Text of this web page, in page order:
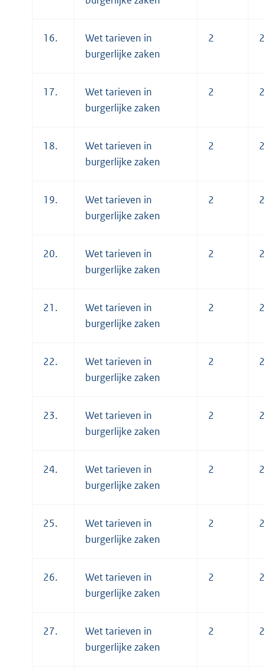
16.
Wet tarieven in
burgerlijke zaken
2 2
17.
Wet tarieven in
burgerlijke zaken
2 2
18.
Wet tarieven in
burgerlijke zaken
2 2
19.
Wet tarieven in
burgerlijke zaken
2 2
20.
Wet tarieven in
burgerlijke zaken
2 2
21.
Wet tarieven in
burgerlijke zaken
2 2
22.
Wet tarieven in
burgerlijke zaken
2 2
23.
Wet tarieven in
burgerlijke zaken
2 2
24.
Wet tarieven in
burgerlijke zaken
2 2
25.
Wet tarieven in
burgerlijke zaken
2 2
26.
Wet tarieven in
burgerlijke zaken
2 2
27.
Wet tarieven in
burgerlijke zaken
2 2